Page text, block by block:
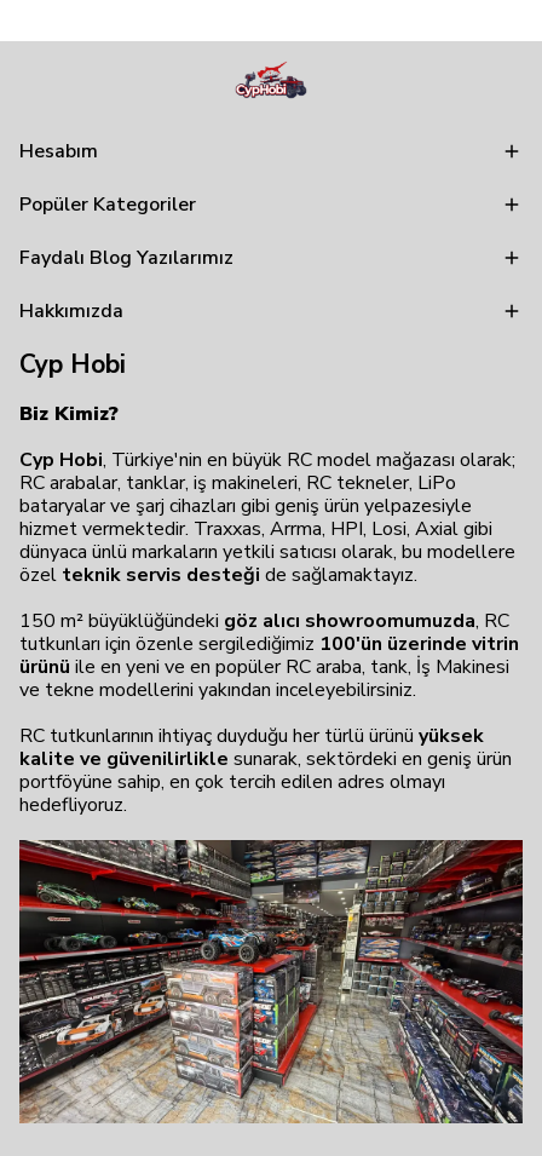
Hesabım
Popüler Kategoriler
Faydalı Blog Yazılarımız
Hakkımızda
Cyp Hobi
Biz Kimiz?
Cyp Hobi, Türkiye'nin en büyük RC model mağazası olarak;
RC arabalar, tanklar, iş makineleri, RC tekneler, LiPo
bataryalar ve şarj cihazları gibi geniş ürün yelpazesiyle
hizmet vermektedir. Traxxas, Arrma, HPI, Losi, Axial gibi
dünyaca ünlü markaların yetkili satıcısı olarak, bu modellere
özel teknik servis desteği de sağlamaktayız.
150 m² büyüklüğündeki göz alıcı showroomumuzda, RC
tutkunları için özenle sergilediğimiz 100'ün üzerinde vitrin
ürünü ile en yeni ve en popüler RC araba, tank, İş Makinesi
ve tekne modellerini yakından inceleyebilirsiniz.
RC tutkunlarının ihtiyaç duyduğu her türlü ürünü yüksek
kalite ve güvenilirlikle sunarak, sektördeki en geniş ürün
portföyüne sahip, en çok tercih edilen adres olmayı
hedefliyoruz.